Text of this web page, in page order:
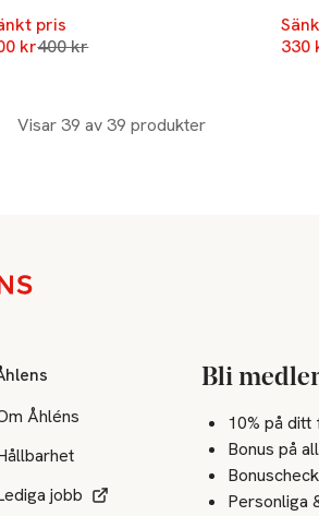
pris
krLägsta pris 30 dagar
400 kr
330
Visar 39 av 39 produkter
Åhléns
jobb
Bli
10% på
Bonus på
Personliga